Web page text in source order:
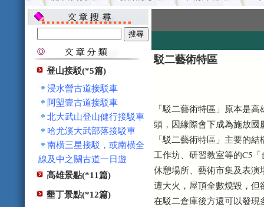
登山接駁(*5篇)
浸水營古道接駁車
阿塱壹古道接駁車
北大武山登山健行接駁車
哈尤溪大武部落接駁車
南橫三星接駁，或南橫全
線及中之關古道一日遊
高雄景點(*11篇)
墾丁景點(*12篇)
駁二藝術特區
「駁二藝術特區」原本是
頭，因緣際會下成為施放
「駁二藝術特區」主要的
工作坊、研習教室等的C5
休憩場所、藝術市集及表
遭大火，屋頂全數燒毀，
在駁二倉庫後方還可以發